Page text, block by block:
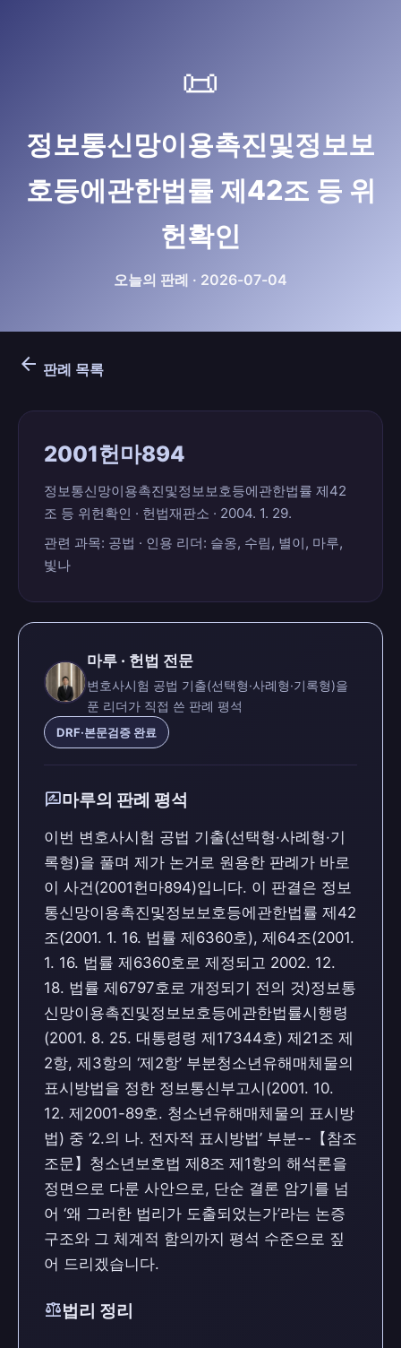
📜
정보통신망이용촉진및정보보
호등에관한법률 제42조 등 위
헌확인
오늘의 판례 · 2026-07-04
arrow_back 판례 목록
2001헌마894
정보통신망이용촉진및정보보호등에관한법률 제42
조 등 위헌확인 · 헌법재판소 · 2004. 1. 29.
관련 과목: 공법 · 인용 리더: 슬옹, 수림, 별이, 마루,
빛나
마루 · 헌법 전문
변호사시험 공법 기출(선택형·사례형·기록형)을
푼 리더가 직접 쓴 판례 평석
DRF·본문검증 완료
rate_review마루의 판례 평석
이번 변호사시험 공법 기출(선택형·사례형·기
록형)을 풀며 제가 논거로 원용한 판례가 바로
이 사건(2001헌마894)입니다. 이 판결은 정보
통신망이용촉진및정보보호등에관한법률 제42
조(2001. 1. 16. 법률 제6360호), 제64조(2001.
1. 16. 법률 제6360호로 제정되고 2002. 12.
18. 법률 제6797호로 개정되기 전의 것)정보통
신망이용촉진및정보보호등에관한법률시행령
(2001. 8. 25. 대통령령 제17344호) 제21조 제
2항, 제3항의 ‘제2항’ 부분청소년유해매체물의
표시방법을 정한 정보통신부고시(2001. 10.
12. 제2001-89호. 청소년유해매체물의 표시방
법) 중 ‘2.의 나. 전자적 표시방법’ 부분--【참조
조문】청소년보호법 제8조 제1항의 해석론을
정면으로 다룬 사안으로, 단순 결론 암기를 넘
어 ‘왜 그러한 법리가 도출되었는가’라는 논증
구조와 그 체계적 함의까지 평석 수준으로 짚
어 드리겠습니다.
balance법리 정리